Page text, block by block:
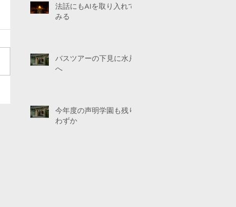
法話にもAIを取り入れて
みる
バスツアーの下見に水戸
へ
今年度の声明学園も残り
わずか